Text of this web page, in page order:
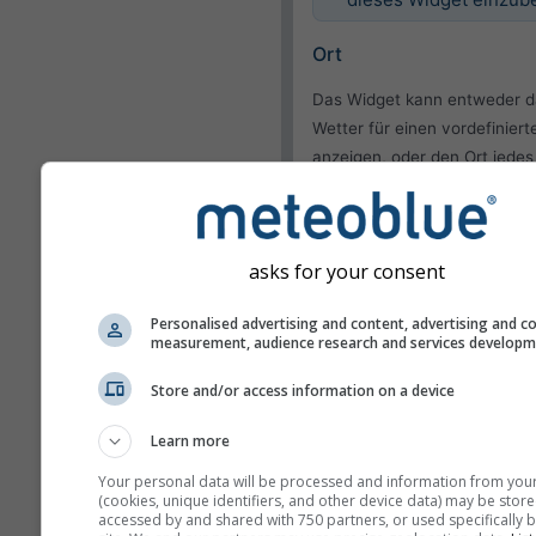
Ort
Das Widget kann entweder
Wetter für einen
anzeigen, oder den Ort jedes
bestimmen.
Aktuellen Ort
Ort des Benutzers
weglassen
asks for your consent
Personalised advertising and content, advertising and
measurement, audience research and services
Store and/or access information on a device
Learn more
Your personal data will be processed and information from
(cookies, unique identifiers, and other device data) may be
accessed by and shared with 750 partners, or used specifically